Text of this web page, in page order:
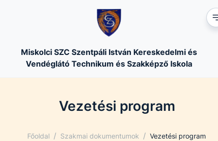
Miskolci SZC Szentpáli István Kereskedelmi és
Vendéglátó Technikum és Szakképző Iskola
Vezetési program
Főoldal / Szakmai dokumentumok / Vezetési program